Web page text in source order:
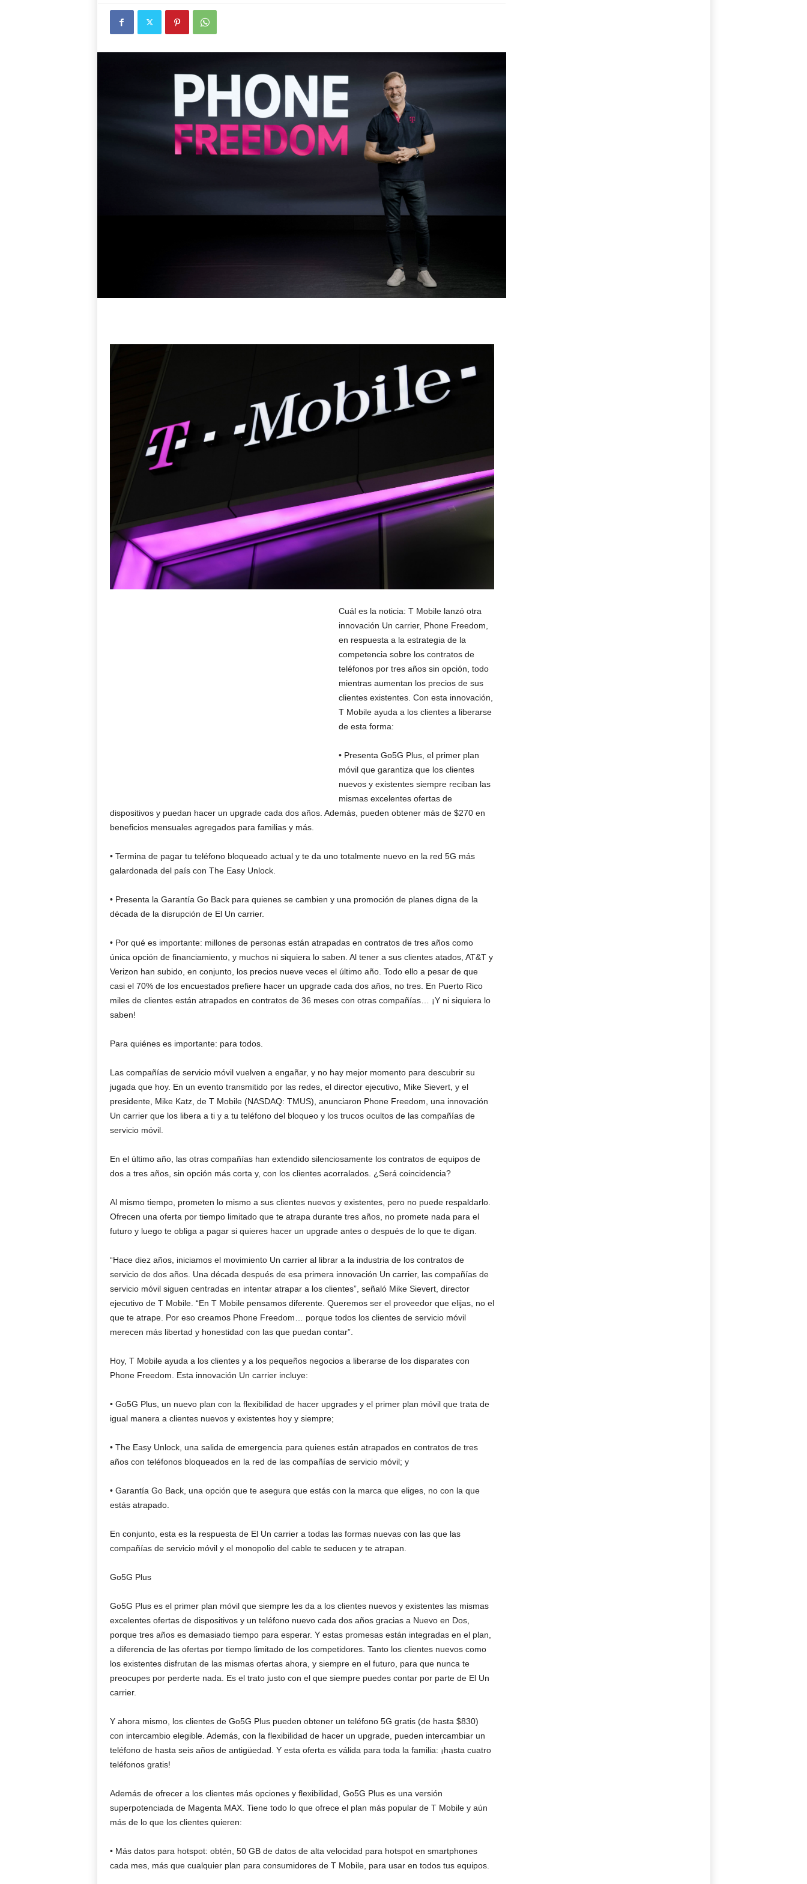
Cuál es la noticia: T Mobile lanzó otra
innovación Un carrier, Phone Freedom,
en respuesta a la estrategia de la
competencia sobre los contratos de
teléfonos por tres años sin opción, todo
mientras aumentan los precios de sus
clientes existentes. Con esta innovación,
T Mobile ayuda a los clientes a liberarse
de esta forma:
• Presenta Go5G Plus, el primer plan
móvil que garantiza que los clientes
nuevos y existentes siempre reciban las
mismas excelentes ofertas de
dispositivos y puedan hacer un upgrade cada dos años. Además, pueden obtener más de $270 en
beneficios mensuales agregados para familias y más.
• Termina de pagar tu teléfono bloqueado actual y te da uno totalmente nuevo en la red 5G más
galardonada del país con The Easy Unlock.
• Presenta la Garantía Go Back para quienes se cambien y una promoción de planes digna de la
década de la disrupción de El Un carrier.
• Por qué es importante: millones de personas están atrapadas en contratos de tres años como
única opción de financiamiento, y muchos ni siquiera lo saben. Al tener a sus clientes atados, AT&T y
Verizon han subido, en conjunto, los precios nueve veces el último año. Todo ello a pesar de que
casi el 70% de los encuestados prefiere hacer un upgrade cada dos años, no tres. En Puerto Rico
miles de clientes están atrapados en contratos de 36 meses con otras compañías… ¡Y ni siquiera lo
saben!
Para quiénes es importante: para todos.
Las compañías de servicio móvil vuelven a engañar, y no hay mejor momento para descubrir su
jugada que hoy. En un evento transmitido por las redes, el director ejecutivo, Mike Sievert, y el
presidente, Mike Katz, de T Mobile (NASDAQ: TMUS), anunciaron Phone Freedom, una innovación
Un carrier que los libera a ti y a tu teléfono del bloqueo y los trucos ocultos de las compañías de
servicio móvil.
En el último año, las otras compañías han extendido silenciosamente los contratos de equipos de
dos a tres años, sin opción más corta y, con los clientes acorralados. ¿Será coincidencia?
Al mismo tiempo, prometen lo mismo a sus clientes nuevos y existentes, pero no puede respaldarlo.
Ofrecen una oferta por tiempo limitado que te atrapa durante tres años, no promete nada para el
futuro y luego te obliga a pagar si quieres hacer un upgrade antes o después de lo que te digan.
“Hace diez años, iniciamos el movimiento Un carrier al librar a la industria de los contratos de
servicio de dos años. Una década después de esa primera innovación Un carrier, las compañías de
servicio móvil siguen centradas en intentar atrapar a los clientes”, señaló Mike Sievert, director
ejecutivo de T Mobile. “En T Mobile pensamos diferente. Queremos ser el proveedor que elijas, no el
que te atrape. Por eso creamos Phone Freedom… porque todos los clientes de servicio móvil
merecen más libertad y honestidad con las que puedan contar”.
Hoy, T Mobile ayuda a los clientes y a los pequeños negocios a liberarse de los disparates con
Phone Freedom. Esta innovación Un carrier incluye:
• Go5G Plus, un nuevo plan con la flexibilidad de hacer upgrades y el primer plan móvil que trata de
igual manera a clientes nuevos y existentes hoy y siempre;
• The Easy Unlock, una salida de emergencia para quienes están atrapados en contratos de tres
años con teléfonos bloqueados en la red de las compañías de servicio móvil; y
• Garantía Go Back, una opción que te asegura que estás con la marca que eliges, no con la que
estás atrapado.
En conjunto, esta es la respuesta de El Un carrier a todas las formas nuevas con las que las
compañías de servicio móvil y el monopolio del cable te seducen y te atrapan.
Go5G Plus
Go5G Plus es el primer plan móvil que siempre les da a los clientes nuevos y existentes las mismas
excelentes ofertas de dispositivos y un teléfono nuevo cada dos años gracias a Nuevo en Dos,
porque tres años es demasiado tiempo para esperar. Y estas promesas están integradas en el plan,
a diferencia de las ofertas por tiempo limitado de los competidores. Tanto los clientes nuevos como
los existentes disfrutan de las mismas ofertas ahora, y siempre en el futuro, para que nunca te
preocupes por perderte nada. Es el trato justo con el que siempre puedes contar por parte de El Un
carrier.
Y ahora mismo, los clientes de Go5G Plus pueden obtener un teléfono 5G gratis (de hasta $830)
con intercambio elegible. Además, con la flexibilidad de hacer un upgrade, pueden intercambiar un
teléfono de hasta seis años de antigüedad. Y esta oferta es válida para toda la familia: ¡hasta cuatro
teléfonos gratis!
Además de ofrecer a los clientes más opciones y flexibilidad, Go5G Plus es una versión
superpotenciada de Magenta MAX. Tiene todo lo que ofrece el plan más popular de T Mobile y aún
más de lo que los clientes quieren:
• Más datos para hotspot: obtén, 50 GB de datos de alta velocidad para hotspot en smartphones
cada mes, más que cualquier plan para consumidores de T Mobile, para usar en todos tus equipos.